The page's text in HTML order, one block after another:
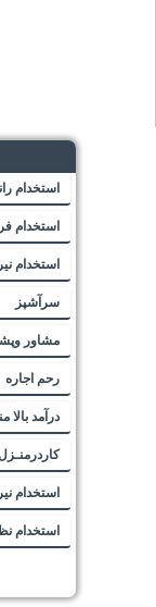
استخدام
استخدام
استخدام
سرآشپز
مشاور
رحم اجاره
درآمد
کاردرمنـزل
استخدام
استخدام